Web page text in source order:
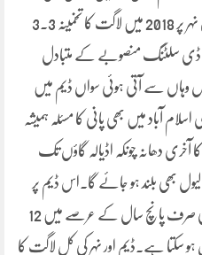
سواں ڈیم میں نصب کیا جا سکے گا۔اس نہر پر 2018 میں لاگت کا تخمینہ 3.3
کے ڈی سلٹنگ منصوبے کے متبادل
وہاں سے آتی ہوئی سواں ڈیم میں
آباد میں بھی پانی کا مسئلہ ہمیشہ
آخری دھانہ چونکہ اڈیالہ گاؤں تک
بھی بلند ہو جائے گا۔اس ڈیم پر
لاگت بھی باقیوں سے بہت کم آئے گی صرف پانچ سال کے عرصے میں 12
سکتا ہے۔ڈیم اور نہر کی کل لاگت کا